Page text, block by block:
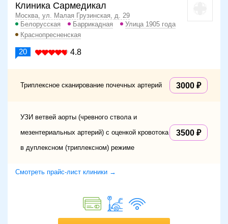
Клиника Сармедикал
Москва, ул. Малая Грузинская, д. 29
Белорусская
Баррикадная
Улица 1905 года
Краснопресненская
20 4.8
Триплексное сканирование почечных артерий 3000
УЗИ ветвей аорты (чревного ствола и
мезентериальных артерий) с оценкой кровотока
в дуплексном (триплексном) режиме
3500
Смотреть прайс-лист клиники →